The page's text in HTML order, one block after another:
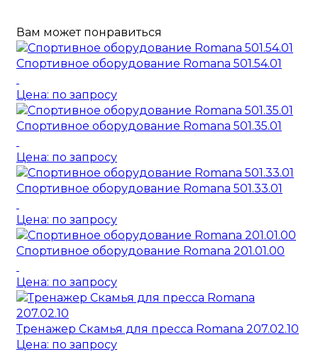
Вам может понравиться
Спортивное оборудование Romana 501.54.01
Цена: по запросу
Спортивное оборудование Romana 501.35.01
Цена: по запросу
Спортивное оборудование Romana 501.33.01
Цена: по запросу
Спортивное оборудование Romana 201.01.00
Цена: по запросу
Тренажер Скамья для пресса Romana 207.02.10
Цена: по запросу